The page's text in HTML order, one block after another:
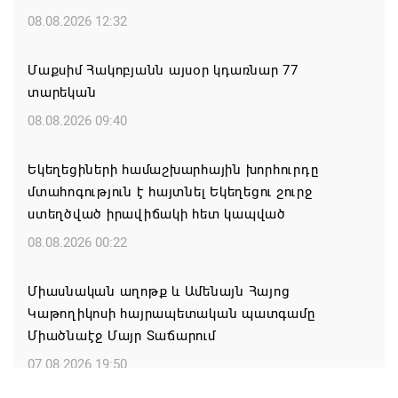
08.08.2026 12:32
Մաքսիմ Հակոբյանն այսօր կդառնար 77
տարեկան
08.08.2026 09:40
Եկեղեցիների համաշխարհային խորհուրդը
մտահոգություն է հայտնել Եկեղեցու շուրջ
ստեղծված իրավիճակի հետ կապված
08.08.2026 00:22
Միասնական աղոթք և Ամենայն Հայոց
Կաթողիկոսի հայրապետական պատգամը
Միածնաէջ Մայր Տաճարում
07.08.2026 19:50